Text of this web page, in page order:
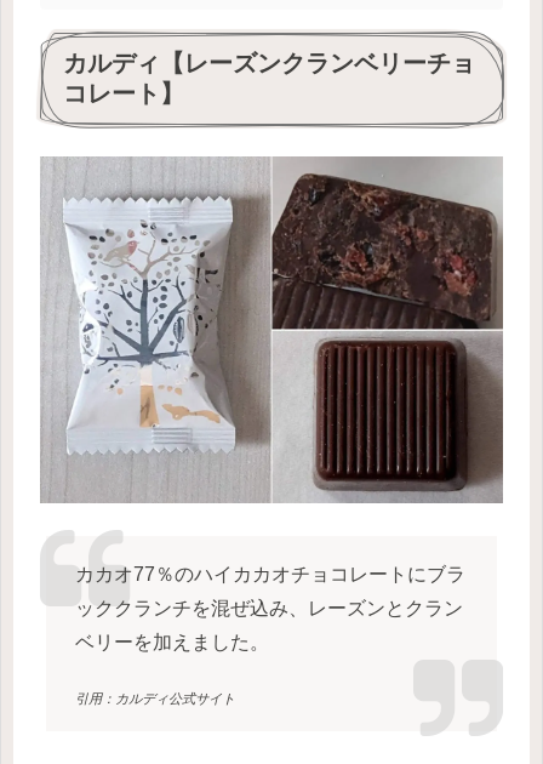
カルディ【レーズンクランベリーチョ
コレート】
カカオ77％のハイカカオチョコレートにブラ
ッククランチを混ぜ込み、レーズンとクラン
ベリーを加えました。
引用：カルディ公式サイト